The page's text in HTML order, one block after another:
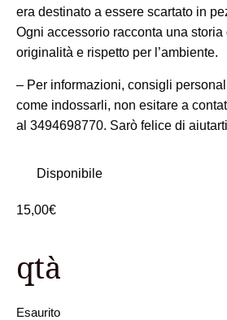
era destinato a essere scartato in
Ogni accessorio racconta una storia
originalità e rispetto per l’ambiente.
– Per informazioni, consigli
come indossarli, non esitare a
al 3494698770. Sarò felice di
Disponibile
15,00€
qtà
Esaurito